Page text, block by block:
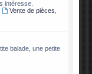
intéresse.
Vente de pièces,
balade, une petite